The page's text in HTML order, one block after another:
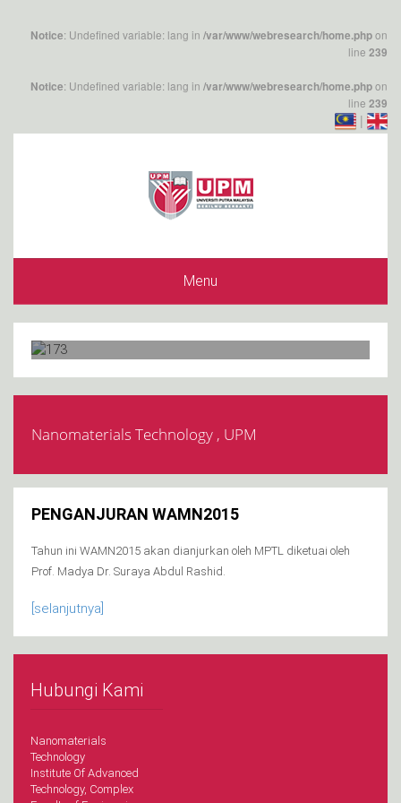
Notice: Undefined variable: lang in /var/www/webresearch/home.phpon
line 239
Notice: Undefined variable: lang in /var/www/webresearch/home.phpon
line 239
|
Menu
Nanomaterials Technology , UPM
PENGANJURAN WAMN2015
Tahun ini WAMN2015 akan dianjurkan oleh MPTL diketuai oleh
Prof. Madya Dr. Suraya Abdul Rashid.
[selanjutnya]
Hubungi Kami
Nanomaterials
Technology
Institute Of Advanced
Technology, Complex